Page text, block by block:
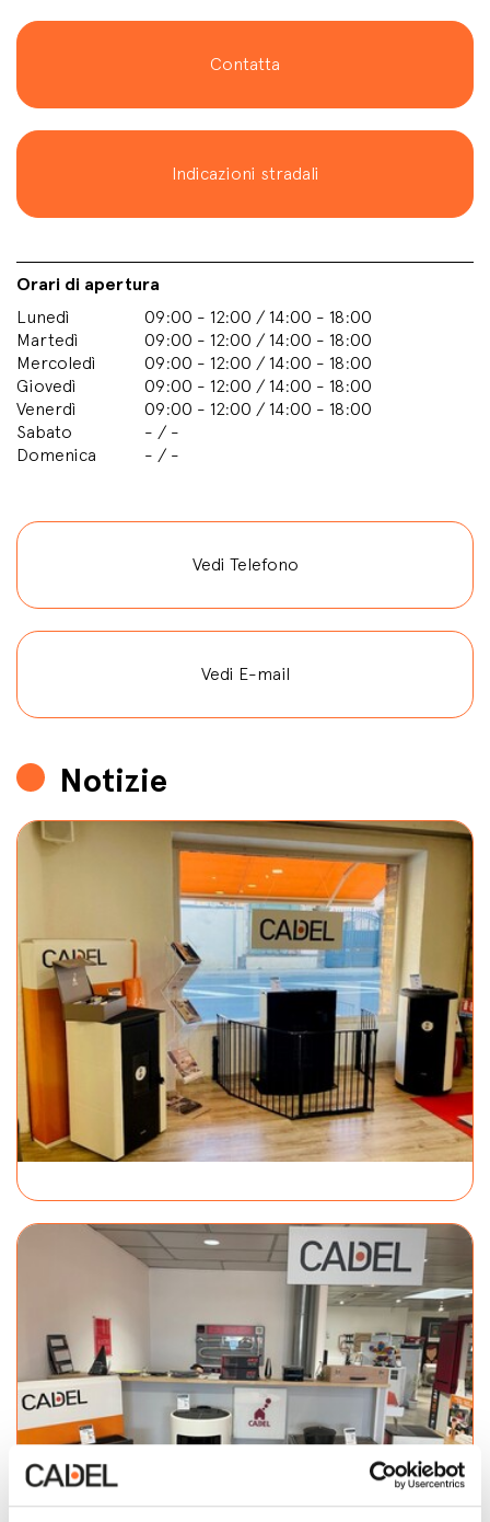
Contatta
Indicazioni stradali
Orari di apertura
Lunedì
09:00 - 12:00 / 14:00 - 18:00
Martedì
09:00 - 12:00 / 14:00 - 18:00
Mercoledì
09:00 - 12:00 / 14:00 - 18:00
Giovedì
09:00 - 12:00 / 14:00 - 18:00
Venerdì
09:00 - 12:00 / 14:00 - 18:00
Sabato
- / -
Domenica
- / -
Vedi Telefono
Vedi E-mail
Notizie